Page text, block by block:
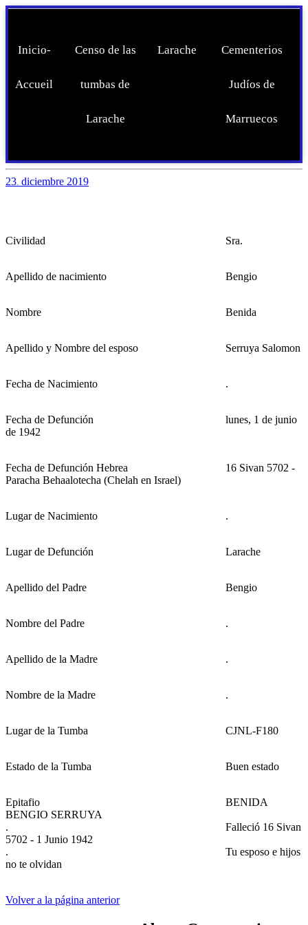
Inicio-
Accueil
Censo de las
tumbas de
Larache
Larache Cementerios
Judíos de
Marruecos
23. diciembre 2019
Civilidad Sra.
Apellido de nacimiento Bengio
Nombre Benida
Apellido y Nombre del esposo Serruya Salomon
Fecha de Nacimiento .
Fecha de Defunción
lunes, 1 de junio
de 1942
Fecha de Defunción Hebrea
16 Sivan 5702 -
Paracha Behaalotecha (Chelah en Israel)
Lugar de Nacimiento .
Lugar de Defunción Larache
Apellido del Padre Bengio
Nombre del Padre .
Apellido de la Madre .
Nombre de la Madre .
Lugar de la Tumba CJNL-F180
Estado de la Tumba Buen estado
Epitafio
BENIDA
BENGIO SERRUYA
.
Falleció 16 Sivan
5702 - 1 Junio 1942
.
Tu esposo e hijos
no te olvidan
Volver a la página anterior